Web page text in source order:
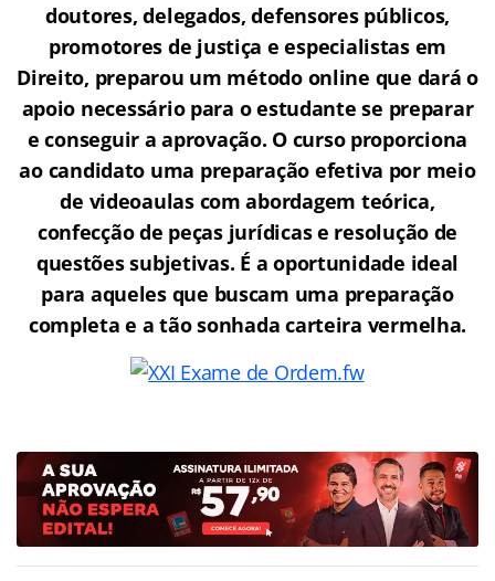
doutores, delegados, defensores públicos,
promotores de justiça e especialistas em
Direito, preparou um método online que dará o
apoio necessário para o estudante se preparar
e conseguir a aprovação. O curso proporciona
ao candidato uma preparação efetiva por meio
de videoaulas com abordagem teórica,
confecção de peças jurídicas e resolução de
questões subjetivas. É a oportunidade ideal
para aqueles que buscam uma preparação
completa e a tão sonhada carteira vermelha.